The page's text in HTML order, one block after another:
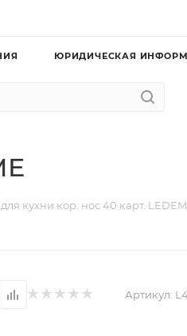
ЮРИДИЧЕСКАЯ
кухни кор. нос 40 карт.
Артикул: